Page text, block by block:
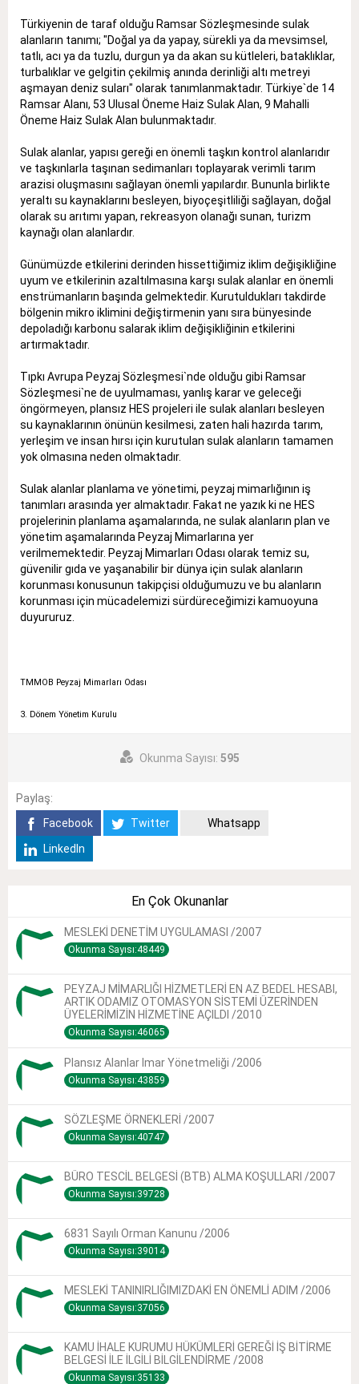
Türkiyenin de taraf olduğu Ramsar Sözleşmesinde sulak
alanların tanımı; "Doğal ya da yapay, sürekli ya da mevsimsel,
tatlı, acı ya da tuzlu, durgun ya da akan su kütleleri, bataklıklar,
turbalıklar ve gelgitin çekilmiş anında derinliği altı metreyi
aşmayan deniz suları" olarak tanımlanmaktadır. Türkiye`de 14
Ramsar Alanı, 53 Ulusal Öneme Haiz Sulak Alan, 9 Mahalli
Öneme Haiz Sulak Alan bulunmaktadır.
Sulak alanlar, yapısı gereği en önemli taşkın kontrol alanlarıdır
ve taşkınlarla taşınan sedimanları toplayarak verimli tarım
arazisi oluşmasını sağlayan önemli yapılardır. Bununla birlikte
yeraltı su kaynaklarını besleyen, biyoçeşitliliği sağlayan, doğal
olarak su arıtımı yapan, rekreasyon olanağı sunan, turizm
kaynağı olan alanlardır.
Günümüzde etkilerini derinden hissettiğimiz iklim değişikliğine
uyum ve etkilerinin azaltılmasına karşı sulak alanlar en önemli
enstrümanların başında gelmektedir. Kurutuldukları takdirde
bölgenin mikro iklimini değiştirmenin yanı sıra bünyesinde
depoladığı karbonu salarak iklim değişikliğinin etkilerini
artırmaktadır.
Tıpkı Avrupa Peyzaj Sözleşmesi`nde olduğu gibi Ramsar
Sözleşmesi`ne de uyulmaması, yanlış karar ve geleceği
öngörmeyen, plansız HES projeleri ile sulak alanları besleyen
su kaynaklarının önünün kesilmesi, zaten hali hazırda tarım,
yerleşim ve insan hırsı için kurutulan sulak alanların tamamen
yok olmasına neden olmaktadır.
Sulak alanlar planlama ve yönetimi, peyzaj mimarlığının iş
tanımları arasında yer almaktadır. Fakat ne yazık ki ne HES
projelerinin planlama aşamalarında, ne sulak alanların plan ve
yönetim aşamalarında Peyzaj Mimarlarına yer
verilmemektedir. Peyzaj Mimarları Odası olarak temiz su,
güvenilir gıda ve yaşanabilir bir dünya için sulak alanların
korunması konusunun takipçisi olduğumuzu ve bu alanların
korunması için mücadelemizi sürdüreceğimizi kamuoyuna
duyururuz.
TMMOB Peyzaj Mimarları Odası
3. Dönem Yönetim Kurulu
Okunma Sayısı: 595
Paylaş:
Facebook
Twitter
Whatsapp
LinkedIn
En Çok Okunanlar
MESLEKİ DENETİM UYGULAMASI /2007
Okunma Sayısı:48449
PEYZAJ MİMARLIĞI HİZMETLERİ EN AZ BEDEL HESABI,
ARTIK ODAMIZ OTOMASYON SİSTEMİ ÜZERİNDEN
ÜYELERİMİZİN HİZMETİNE AÇILDI /2010
Okunma Sayısı:46065
Plansız Alanlar Imar Yönetmeliği /2006
Okunma Sayısı:43859
SÖZLEŞME ÖRNEKLERİ /2007
Okunma Sayısı:40747
BÜRO TESCİL BELGESİ (BTB) ALMA KOŞULLARI /2007
Okunma Sayısı:39728
6831 Sayılı Orman Kanunu /2006
Okunma Sayısı:39014
MESLEKİ TANINIRLIĞIMIZDAKİ EN ÖNEMLİ ADIM /2006
Okunma Sayısı:37056
KAMU İHALE KURUMU HÜKÜMLERİ GEREĞİ İŞ BİTİRME
BELGESİ İLE İLGİLİ BİLGİLENDİRME /2008
Okunma Sayısı:35133